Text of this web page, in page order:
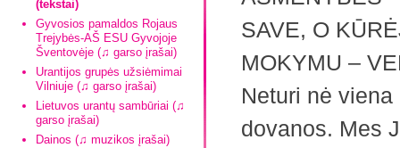
(tekstai)
Gyvosios pamaldos Rojaus
Trejybės-AŠ ESU Gyvojoje
Šventovėje (♫ garso įrašai)
Urantijos grupės užsiėmimai
Vilniuje (♫ garso įrašai)
Lietuvos urantų sambūriai (♫
garso įrašai)
Dainos (♫ muzikos įrašai)
SAVE, O
MOKYMU –
Neturi nė
dovanos. Mes